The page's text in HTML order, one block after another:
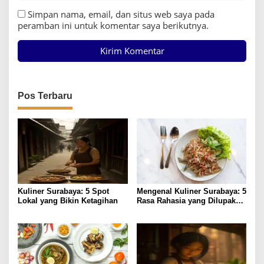
Simpan nama, email, dan situs web saya pada
peramban ini untuk komentar saya berikutnya.
Pos Terbaru
Kuliner Surabaya: 5 Spot
Lokal yang Bikin Ketagihan
Mengenal Kuliner Surabaya: 5
Rasa Rahasia yang Dilupakan